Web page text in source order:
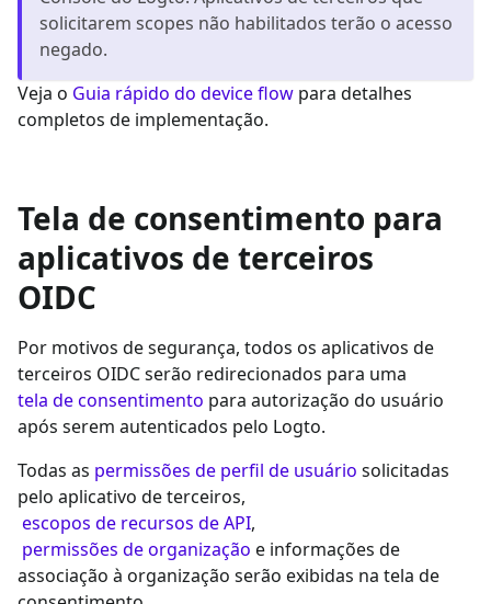
solicitarem scopes não habilitados terão o acesso
negado.
Veja o Guia rápido do device flow para detalhes
completos de implementação.
Tela de consentimento para
aplicativos de terceiros
OIDC
Por motivos de segurança, todos os aplicativos de
terceiros OIDC serão redirecionados para uma
tela de consentimento para autorização do usuário
após serem autenticados pelo Logto.
Todas as permissões de perfil de usuário solicitadas
pelo aplicativo de terceiros,
escopos de recursos de API,
permissões de organização e informações de
associação à organização serão exibidas na tela de